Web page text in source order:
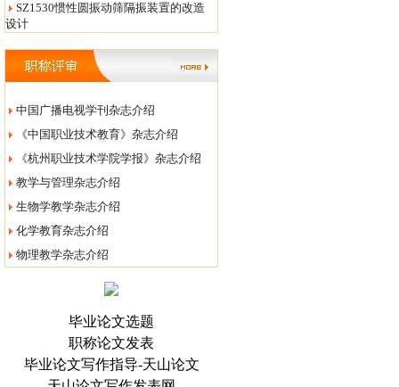
SZ1530惯性圆振动筛隔振装置的改造
设计
中国广播电视学刊杂志介绍
《中国职业技术教育》杂志介绍
《杭州职业技术学院学报》杂志介绍
教学与管理杂志介绍
生物学教学杂志介绍
化学教育杂志介绍
物理教学杂志介绍
毕业论文选题
职称论文发表
毕业论文写作指导-天山论文